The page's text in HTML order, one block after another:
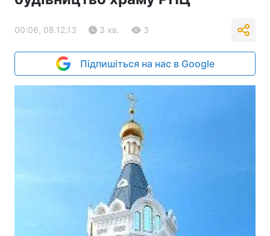
00:06, 08.12.13 3 хв. 3
Підпишіться на нас в Google